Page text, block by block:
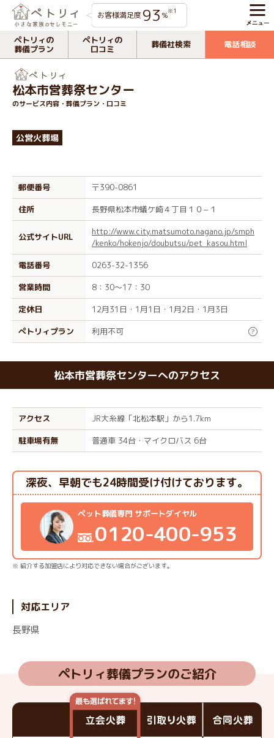
お客様満足度 93 %※1
ペトリィの
葬儀プラン
ペトリィの
口コミ
葬儀社検索 電話相談
松本市営葬祭センター
のサービス内容・葬儀プラン・口コミ
公営火葬場
郵便番号
〒390-0861
住所
長野県松本市蟻ケ崎４丁目１０−１
公式サイトURL
http://www.city.matsumoto.nagano.jp/smph
/kenko/hokenjo/doubutsu/pet_kasou.html
電話番号
0263-32-1356
営業時間
8：30～17：30
定休日
12月31日・1月1日・1月2日・1月3日
ぺトリィプラン
利用不可 ?
松本市営葬祭センターへのアクセス
アクセス
JR大糸線「北松本駅」から1.7km
駐車場有無
普通車 34台・マイクロバス 6台
ペット葬儀専門 サポートダイヤル
0120-400-953
深夜、早朝でも24時間受け付けております。
※ 紹介する加盟店により対応できない場合がございます。
対応エリア
長野県
ペトリィ葬儀プランのご紹介